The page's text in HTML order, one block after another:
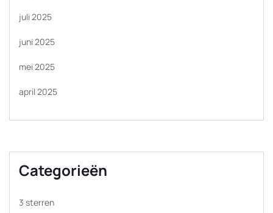
juli 2025
juni 2025
mei 2025
april 2025
Categorieën
3 sterren